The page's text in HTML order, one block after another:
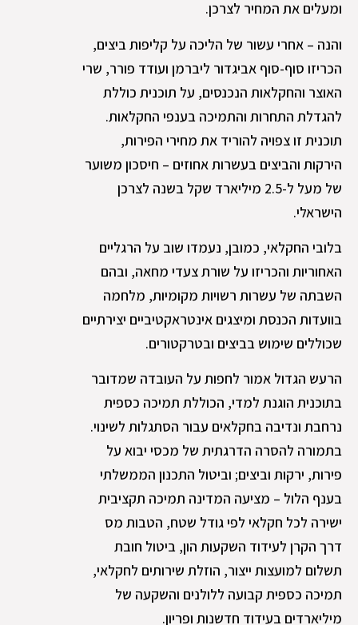
ומעלים את המחיר לצרכן.
והנה – אחרי עשור של הליכה על קליפות ביצים,
הכריזו סוף-סוף אביגדור ליברמן ועודד פורר, שרי
האוצר והחקלאות הנכנסים, על תוכנית כוללת
להגדלת התחרות והתמיכה בענפי החקלאות.
תוכנית זו צפויה להוריד את מחירי הפירות,
הירקות והביצים בעשרות אחוזים – חיסכון משוער
של מעל ל-2.5 מיליארד שקל בשנה לצרכן
הישראלי.
בלובי החקלאי, כמובן, נעמדו שוב על הרגליים
האחוריות והכריזו על שורת צעדי מחאה, ובהם
השבתה של עשרות רשויות מקומיות, מלחמה
בוועדות הכנסת ומיצגים אינטראקטיביים יצירתיים
שכוללים שימוש בביצים ובטרקטורים.
הרעש הגדול אמור לחפות על העובדה שמדובר
בתוכנית הוגנת למדי, הכוללת תמיכה כספית
נרחבת ונדיבה בחקלאים עבור הסתגלות לשינוי.
בתמורה להסרה הדרגתית של מכסי יבוא על
פירות, ירקות וביצים; וביטול התכנון הממשלתי
בענף הלול – מציעה המדינה תמיכה תקציבית
ישירה לכל חקלאי לפי גודל שטח, הטבות מס
דרך הקרן לעידוד השקעות הון, ביטול חובת
תשלום למועצות ייצור, הוזלת שירותים לחקלאי,
תמיכה כספית קבועה ללולנים והשקעה של
מיליארדים בעידוד חדשנות ופריון.